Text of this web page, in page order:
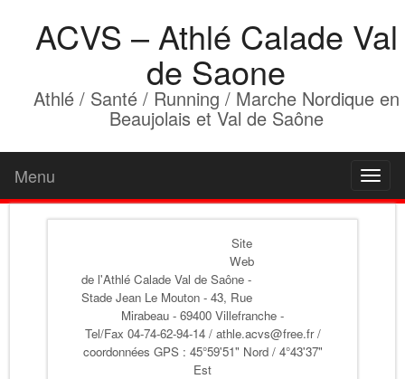
ACVS – Athlé Calade Val
de Saone
Athlé / Santé / Running / Marche Nordique en
Beaujolais et Val de Saône
Menu
Site
Web
de l'Athlé Calade Val de Saône -
Stade Jean Le Mouton - 43, Rue
Mirabeau - 69400 Villefranche -
Tel/Fax 04-74-62-94-14 / athle.acvs@free.fr /
coordonnées GPS : 45°59'51" Nord / 4°43'37"
Est